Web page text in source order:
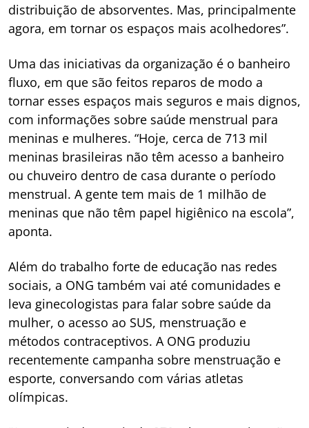
distribuição de absorventes. Mas, principalmente
agora, em tornar os espaços mais acolhedores”.
Uma das iniciativas da organização é o banheiro
fluxo, em que são feitos reparos de modo a
tornar esses espaços mais seguros e mais dignos,
com informações sobre saúde menstrual para
meninas e mulheres. “Hoje, cerca de 713 mil
meninas brasileiras não têm acesso a banheiro
ou chuveiro dentro de casa durante o período
menstrual. A gente tem mais de 1 milhão de
meninas que não têm papel higiênico na escola”,
aponta.
Além do trabalho forte de educação nas redes
sociais, a ONG também vai até comunidades e
leva ginecologistas para falar sobre saúde da
mulher, o acesso ao SUS, menstruação e
métodos contraceptivos. A ONG produziu
recentemente campanha sobre menstruação e
esporte, conversando com várias atletas
olímpicas.